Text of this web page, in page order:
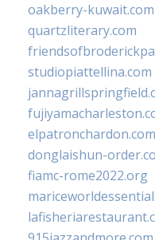
oakberry-kuwait.com
quartzliterary.com
studiopiattellina.com
elpatronchardon.com
donglaishun-
fiamc-rome2022.org